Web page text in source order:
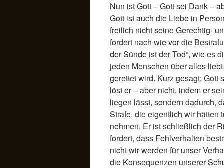
Nun ist Gott – Gott sei Dank –
Gott ist auch die Liebe in
freilich nicht seine Gerechtig-
fordert nach wie vor die
der Sünde ist der Tod“, wie es
jeden Menschen über alles
gerettet wird. Kurz gesagt: Gott
löst er – aber nicht, indem er
liegen lässt, sondern dadurch,
Strafe, die eigentlich wir hätten
nehmen. Er ist schließlich der
fordert, dass Fehlverhalten
nicht wir werden für unser
die Konsequenzen unserer